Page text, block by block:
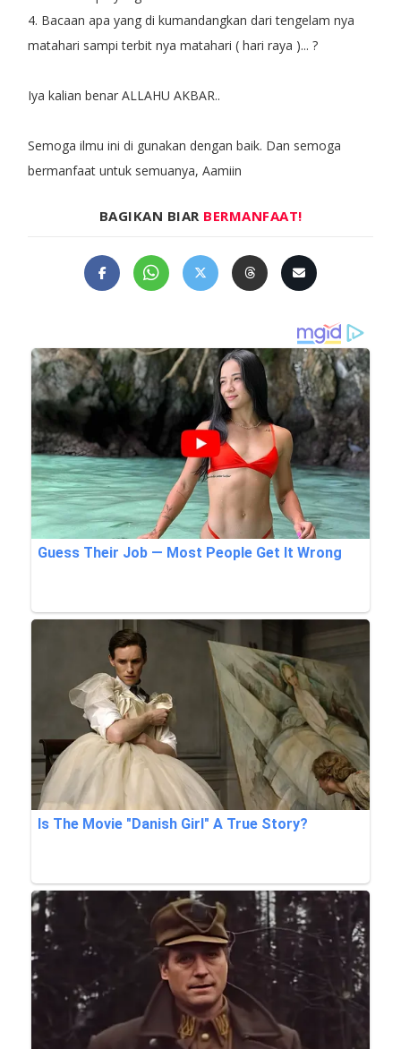
4. Bacaan apa yang di kumandangkan dari tengelam nya
matahari sampi terbit nya matahari ( hari raya )... ?
Iya kalian benar ALLAHU AKBAR..
Semoga ilmu ini di gunakan dengan baik. Dan semoga
bermanfaat untuk semuanya, Aamiin
BAGIKAN BIAR BERMANFAAT!